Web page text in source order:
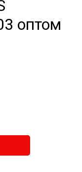
оптом